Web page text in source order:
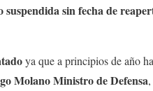
suspendida sin fecha de
ya que a principios de año
Molano Ministro de Defensa